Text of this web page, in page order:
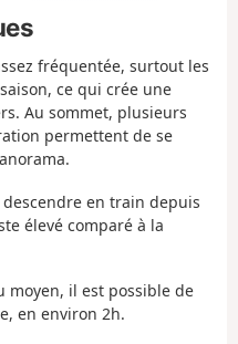
fréquentée, surtout les
ce qui crée une
Au sommet, plusieurs
permettent de se
en train depuis
élevé comparé à la
moyen, il est possible de
en environ 2h.